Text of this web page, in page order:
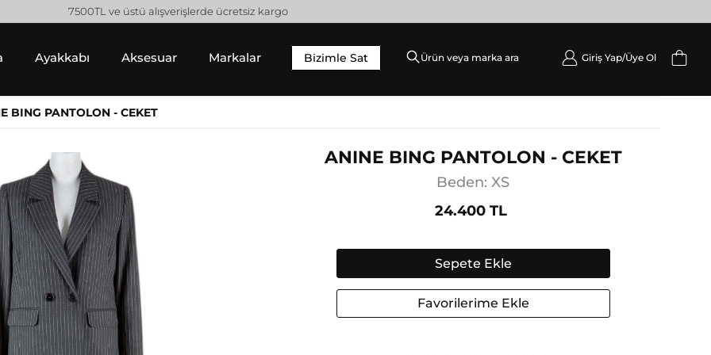
7500TL ve üstü alışverişlerde ücretsiz kargo
Ceket
Yelek
Ayakkabı
Sneaker
Aksesuar Markalar
Gucci
Helmut Lang
Isabel Marant
Jil Sander
Jimmy Choo
Lanvin
Michael Kors
Bizimle Sat Giriş Yap/Üye Ol
BING PANTOLON - CEKET
ANINE BING PANTOLON - CEKET
Beden: XS
24.400 TL
Sepete Ekle
Favorilerime Ekle